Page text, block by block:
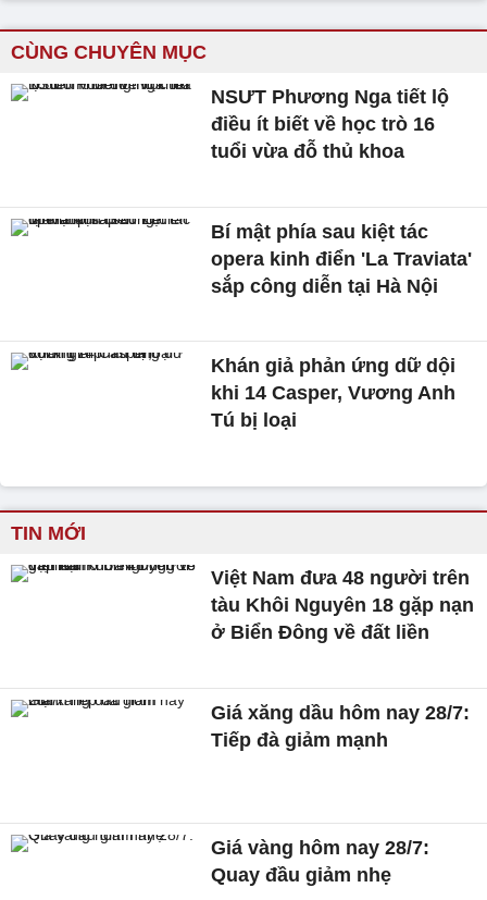
CÙNG CHUYÊN MỤC
NSƯT Phương Nga tiết lộ
điều ít biết về học trò 16
tuổi vừa đỗ thủ khoa
Bí mật phía sau kiệt tác
opera kinh điển 'La Traviata'
sắp công diễn tại Hà Nội
Khán giả phản ứng dữ dội
khi 14 Casper, Vương Anh
Tú bị loại
TIN MỚI
Việt Nam đưa 48 người trên
tàu Khôi Nguyên 18 gặp nạn
ở Biển Đông về đất liền
Giá xăng dầu hôm nay 28/7:
Tiếp đà giảm mạnh
Giá vàng hôm nay 28/7:
Quay đầu giảm nhẹ